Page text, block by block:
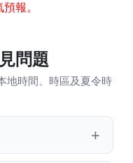
報。
問題
地時間、時區及夏令時